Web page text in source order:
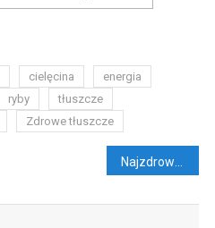
cielęcina
energia
ryby
tłuszcze
Zdrowe tłuszcze